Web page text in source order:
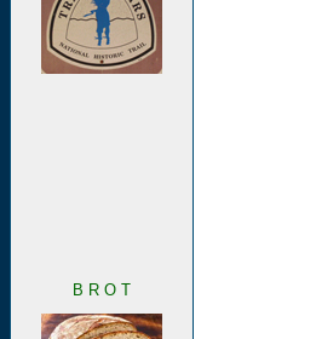
B R O T